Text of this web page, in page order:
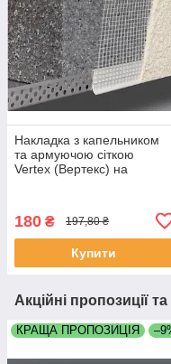
Накладка з капельником
та армуючою сіткою
Vertex (Вертекс) на
180 ₴ 197,80 ₴
Купити
Акційні пропозиції
КРАЩА ПРОПОЗИЦІЯ